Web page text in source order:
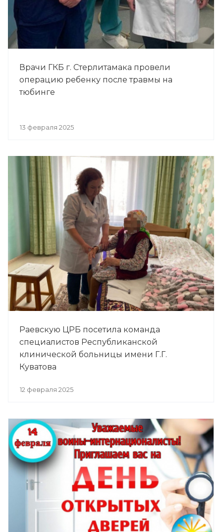
Врачи ГКБ г. Стерлитамака провели
операцию ребенку после травмы на
тюбинге
13 февраля 2025
Раевскую ЦРБ посетила команда
специалистов Республиканской
клинической больницы имени Г.Г.
Куватова
12 февраля 2025